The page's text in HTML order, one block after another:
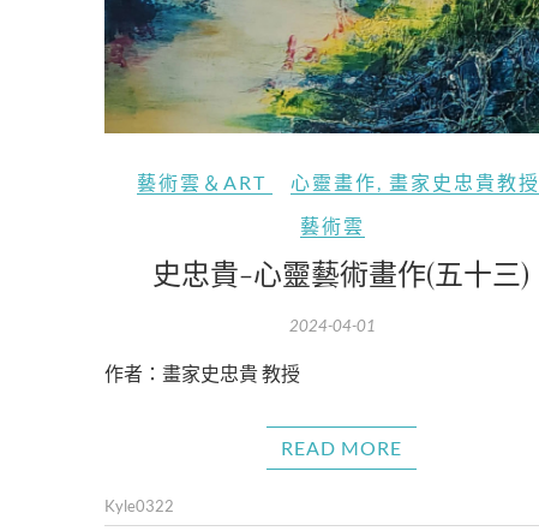
藝術雲＆ART 心靈畫作, 畫家史忠貴教授
藝術雲
史忠貴-心靈藝術畫作(五十三)
2024-04-01
作者：畫家史忠貴 教授
READ MORE
Kyle0322